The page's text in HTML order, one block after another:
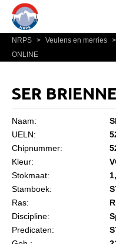
Home
Nieuws
Bestuur NRPS
Informatie
Statuten en
Algemeen
NRPS > Veulens en merries >
ONLINE
SER
Naam:
UELN:
Chipnummer:
Kleur:
Stokmaat:
Stamboek:
Ras:
Discipline:
Predicaten: